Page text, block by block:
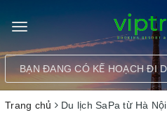
Toggle
navigation
Trang chủ Du lịch SaPa từ Hà Nội